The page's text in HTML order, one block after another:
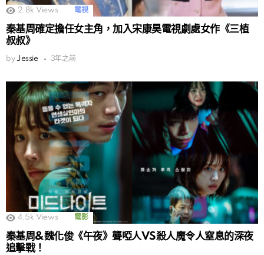
2.8k Views 電視
秦基周確定擔任女主角，加入宋康昊電視劇處女作《三植
叔叔》
by Jessie 3年之前
4.5k Views 電影
秦基周&魏化俊《午夜》聾啞人VS殺人魔令人窒息的深夜
追擊戰！